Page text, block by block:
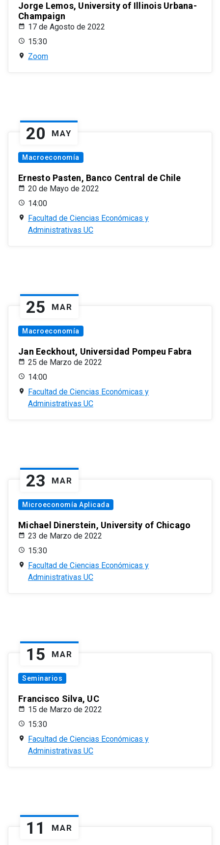
Jorge Lemos, University of Illinois Urbana-
Champaign
17 de Agosto de 2022
15:30
Zoom
20 MAY
Macroeconomía
Ernesto Pasten, Banco Central de Chile
20 de Mayo de 2022
14:00
Facultad de Ciencias Económicas y
Administrativas UC
25 MAR
Macroeconomía
Jan Eeckhout, Universidad Pompeu Fabra
25 de Marzo de 2022
14:00
Facultad de Ciencias Económicas y
Administrativas UC
23 MAR
Microeconomía Aplicada
Michael Dinerstein, University of Chicago
23 de Marzo de 2022
15:30
Facultad de Ciencias Económicas y
Administrativas UC
15 MAR
Seminarios
Francisco Silva, UC
15 de Marzo de 2022
15:30
Facultad de Ciencias Económicas y
Administrativas UC
11 MAR